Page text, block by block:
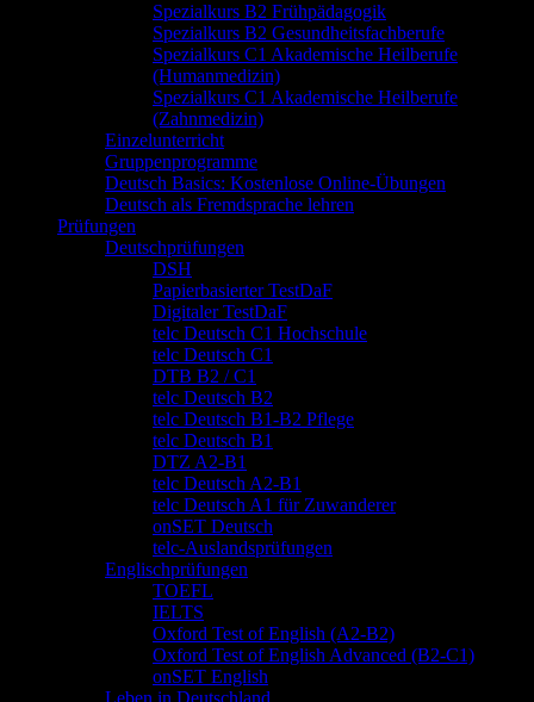
Spezialkurs B2 Frühpädagogik
Spezialkurs B2 Gesundheitsfachberufe
Spezialkurs C1 Akademische Heilberufe
(Humanmedizin)
Spezialkurs C1 Akademische Heilberufe
(Zahnmedizin)
Einzelunterricht
Gruppenprogramme
Deutsch Basics: Kostenlose Online-Übungen
Deutsch als Fremdsprache lehren
Prüfungen
Deutschprüfungen
DSH
Papierbasierter TestDaF
Digitaler TestDaF
telc Deutsch C1 Hochschule
telc Deutsch C1
DTB B2 / C1
telc Deutsch B2
telc Deutsch B1-B2 Pflege
telc Deutsch B1
DTZ A2-B1
telc Deutsch A2-B1
telc Deutsch A1 für Zuwanderer
onSET Deutsch
telc-Auslandsprüfungen
Englischprüfungen
TOEFL
IELTS
Oxford Test of English (A2-B2)
Oxford Test of English Advanced (B2-C1)
onSET English
Leben in Deutschland